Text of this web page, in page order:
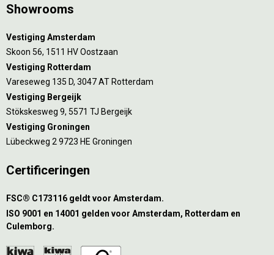
Showrooms
Vestiging Amsterdam
Skoon 56, 1511 HV Oostzaan
Vestiging Rotterdam
Vareseweg 135 D, 3047 AT Rotterdam
Vestiging Bergeijk
Stökskesweg 9, 5571 TJ Bergeijk
Vestiging Groningen
Lübeckweg 2 9723 HE Groningen
Certificeringen
FSC® C173116 geldt voor Amsterdam.
ISO 9001 en 14001 gelden voor Amsterdam, Rotterdam en
Culemborg.